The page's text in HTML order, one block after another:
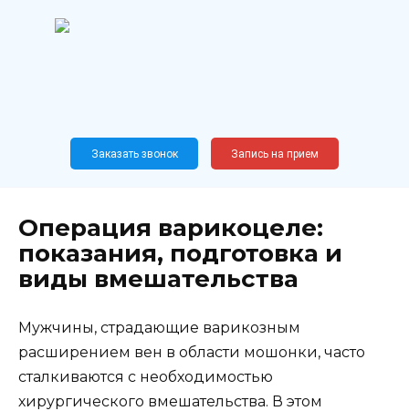
Новослободская, 62, к12
Заказать звонок Запись на прием
Операция варикоцеле:
показания, подготовка и
виды вмешательства
Мужчины, страдающие варикозным
расширением вен в области мошонки, часто
сталкиваются с необходимостью
хирургического вмешательства. В этом